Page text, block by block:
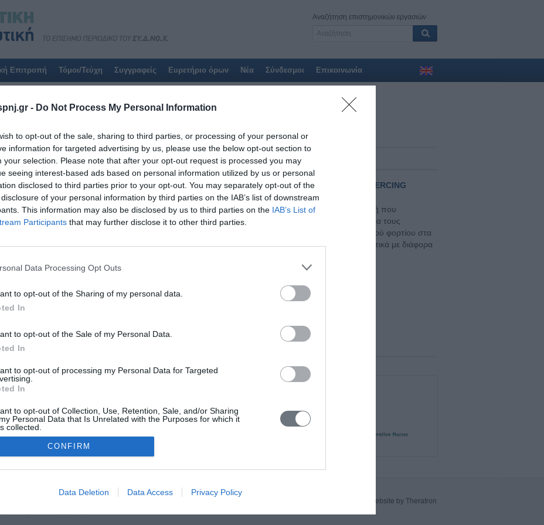
- Do Not Process My Personal Information
to opt-out of the sale, sharing to third parties, or processing of your personal or
information for targeted advertising by us, please use the below opt-out section to
your selection. Please note that after your opt-out request is processed you may
seeing interest-based ads based on personal information utilized by us or personal
disclosed to third parties prior to your opt-out. You may separately opt-out of the
of your personal information by third parties on the IAB’s list of downstream
This information may also be disclosed by us to third parties on the IAB’s List of
Participants that may further disclose it to other third parties.
Data Processing Opt Outs
to opt-out of the Sharing of my personal data.
In
to opt-out of the Sale of my Personal Data.
In
to opt-out of processing my Personal Data for Targeted
In
to opt-out of Collection, Use, Retention, Sale, and/or Sharing
Personal Data that Is Unrelated with the Purposes for which it
collected.
Out
CONFIRM
Data Deletion Data Access Privacy Policy
Αναζήτηση επιστημονικών εργασιών
Επιτροπή Τόμοι/Τεύχη Συγγραφείς Ευρετήριο όρων Νέα Σύνδεσμοι Επικοινωνία
Αποτελέσματα για:Piercing
Η αναζήτησή σας έβγαλε αποτελέσματα:
Τόμοι/Τεύχη /Τόμος 9 (2020)/Τεύχος 3 Ιούλιος - Σεπτέμβριος 2020 υπό δημοσίευση
ΔΙΕΡΕΥΝΗΣΗ ΑΝΘΥΓΙΕΙΝΩΝ ΣΥΜΠΕΡΙΦΟΡΩΝ ΣΕ ΣΧΕΣΗ ΜΕ ΤΗΝ ΕΦΑΡΜΟΓΗ PIERCING
Τετάρτη, 1 Ιουλίου 2020
Εισαγωγή: Η εφαρμογή του piercing θέτει προβληματισμούς, αναφορικά με την υγιεινή που
εφαρμόζεται στα διάφορα σημεία του σώματος και την πληροφόρηση των χρηστών για τους
κινδύνους που ενέχει για την υγεία τους. Σκοπός: Η ποσοτική μέτρηση του μικροβιακού φορτίου στα
σημεία εφαρμογής του piercing, καθώς και η διερεύνηση του επιπέδου γνώσεων, σχετικά με διάφορα
- Το Επίσημο Περιοδικό του ΣΥ.Δ.ΝΟ.Χ.
Website by Theratron